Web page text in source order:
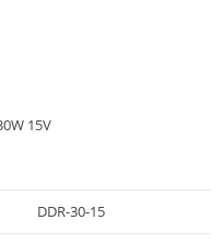
15V
DDR-30-15